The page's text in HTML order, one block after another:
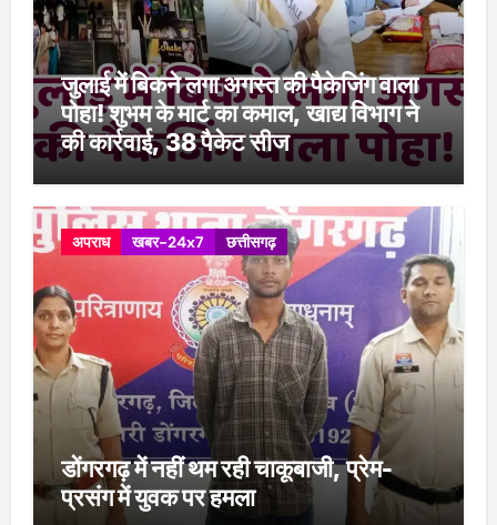
जुलाई में बिकने लगा अगस्त की पैकेजिंग वाला
पोहा! शुभम के मार्ट का कमाल, खाद्य विभाग ने
की कार्रवाई, 38 पैकेट सीज
अपराध खबर-24x7 छत्तीसगढ़
डोंगरगढ़ में नहीं थम रही चाकूबाजी, प्रेम-
प्रसंग में युवक पर हमला